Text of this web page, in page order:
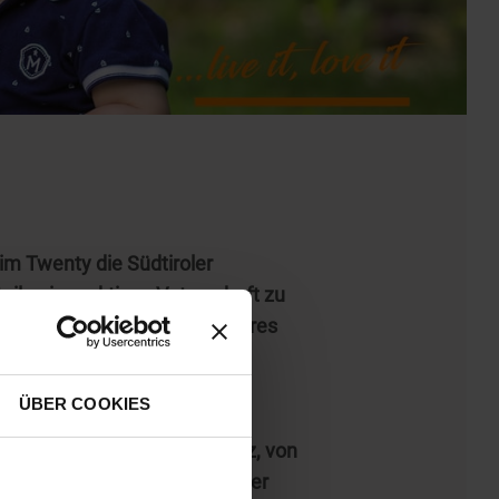
ÜBER COOKIES
Twenty die Südtiroler
einer aktiven Vaterschaft zu
verschiedenen Phasen ihres
der Vaterschaft
und am Samstag, 18. März, von
Vätern vorzutragen und über